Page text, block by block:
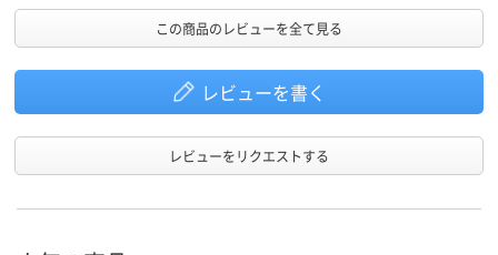
この商品のレビューを全て見る
レビューを書く
レビューをリクエストする